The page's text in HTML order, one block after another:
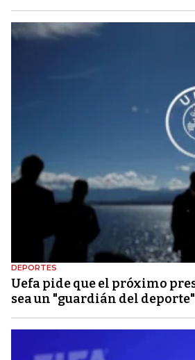
DEPORTES
Uefa pide que el próximo
sea un "guardián del deporte"